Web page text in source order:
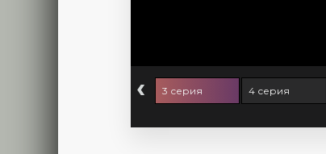
‹ 3 серия 4 серия